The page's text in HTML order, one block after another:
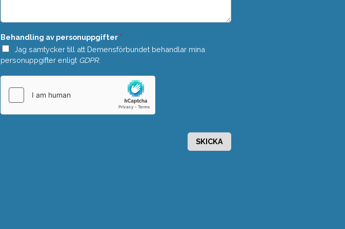
a
d
e
*
Behandling av personuppgifter *
Jag samtycker till att Demensförbundet behandlar mina
personuppgifter enligt GDPR.
SKICKA